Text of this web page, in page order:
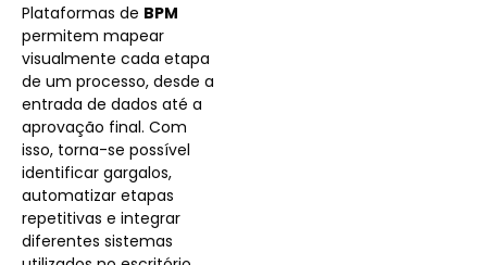
Plataformas de BPM
permitem mapear
visualmente cada etapa
de um processo, desde a
entrada de dados até a
aprovação final. Com
isso, torna-se possível
identificar gargalos,
automatizar etapas
repetitivas e integrar
diferentes sistemas